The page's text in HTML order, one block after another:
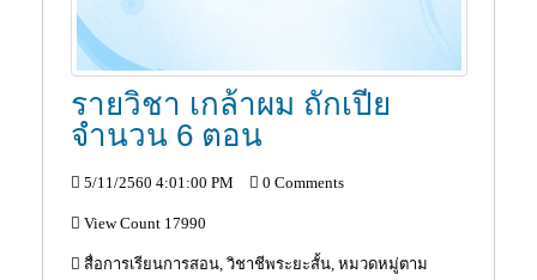
รายวิชา เกล้าผม ถักเปีย
จำนวน 6 ตอน
5/11/2560 4:01:00 PM 0 Comments
View Count 17990
สื่อการเรียนการสอน, วิชาชีพระยะสั้น, หมวดหมู่ตาม